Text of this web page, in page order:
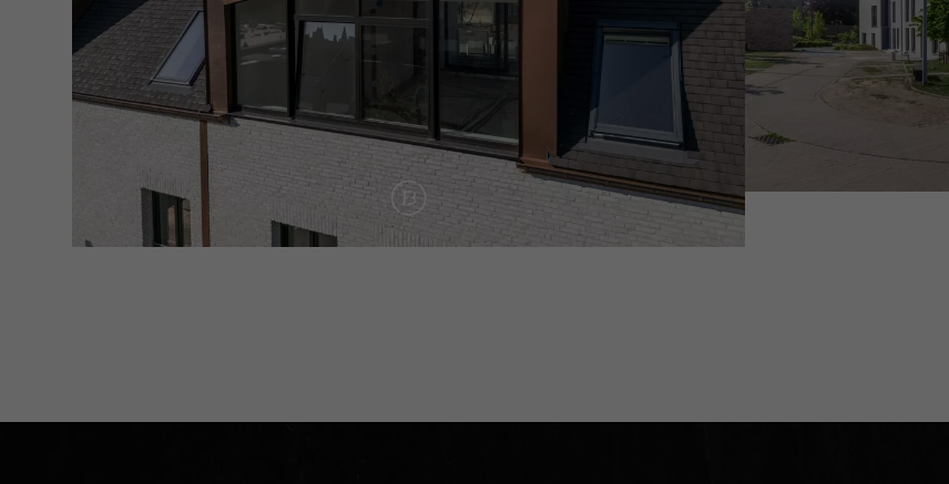
behoudt zijn
stijlvolle
Link naar